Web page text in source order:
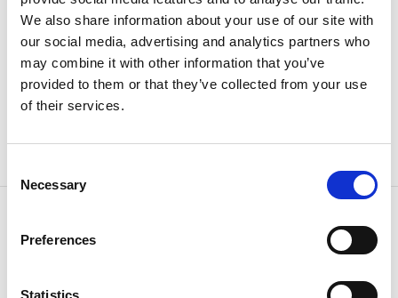
We also share information about your use of our site with
our social media, advertising and analytics partners who
may combine it with other information that you’ve
provided to them or that they’ve collected from your use
of their services.
Selection
Necessary
Preferences
Statistics
Social media
Vägbeskrivning:
Ett par km norr om rondellen tid Rasta Grästorp
Rastplats Viggen
Telefon:0051410080